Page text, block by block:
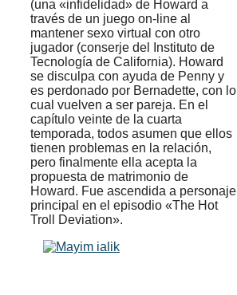
(una «infidelidad» de Howard a
través de un juego on-line al
mantener sexo virtual con otro
jugador (conserje del Instituto de
Tecnología de California). Howard
se disculpa con ayuda de Penny y
es perdonado por Bernadette, con lo
cual vuelven a ser pareja. En el
capítulo veinte de la cuarta
temporada, todos asumen que ellos
tienen problemas en la relación,
pero finalmente ella acepta la
propuesta de matrimonio de
Howard. Fue ascendida a personaje
principal en el episodio «The Hot
Troll Deviation».